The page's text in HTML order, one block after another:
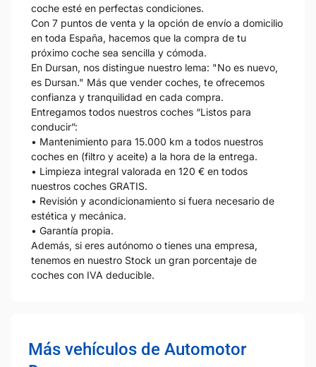
coche esté en perfectas condiciones.
Con 7 puntos de venta y la opción de envío a domicilio
en toda España, hacemos que la compra de tu
próximo coche sea sencilla y cómoda.
En Dursan, nos distingue nuestro lema: "No es nuevo,
es Dursan." Más que vender coches, te ofrecemos
confianza y tranquilidad en cada compra.
Entregamos todos nuestros coches “Listos para
conducir”:
• Mantenimiento para 15.000 km a todos nuestros
coches en (filtro y aceite) a la hora de la entrega.
• Limpieza integral valorada en 120 € en todos
nuestros coches GRATIS.
• Revisión y acondicionamiento si fuera necesario de
estética y mecánica.
• Garantía propia.
Además, si eres autónomo o tienes una empresa,
tenemos en nuestro Stock un gran porcentaje de
coches con IVA deducible.
Más vehículos de Automotor